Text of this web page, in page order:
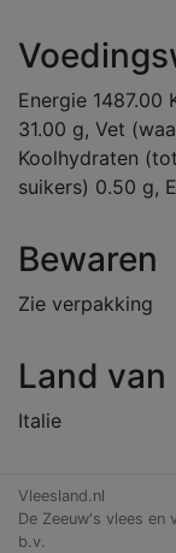
Energie 1487.00
31.00 g, Vet
Koolhydraten
suikers) 0.50 g,
Bewaren
Zie verpakking
Land
Italie
Vleesland.nl
De Zeeuw's vlees en
b.v.